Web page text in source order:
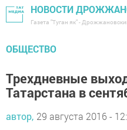
НОВОСТИ
Газета "Туган як" -
ОБЩЕСТВО
Трехдневные
Татарстана в
автор, 29 августа 2016 -